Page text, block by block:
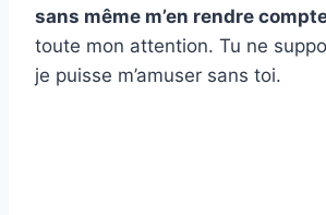
sans même m’en rendre
toute mon attention. Tu ne
je puisse m’amuser sans toi.